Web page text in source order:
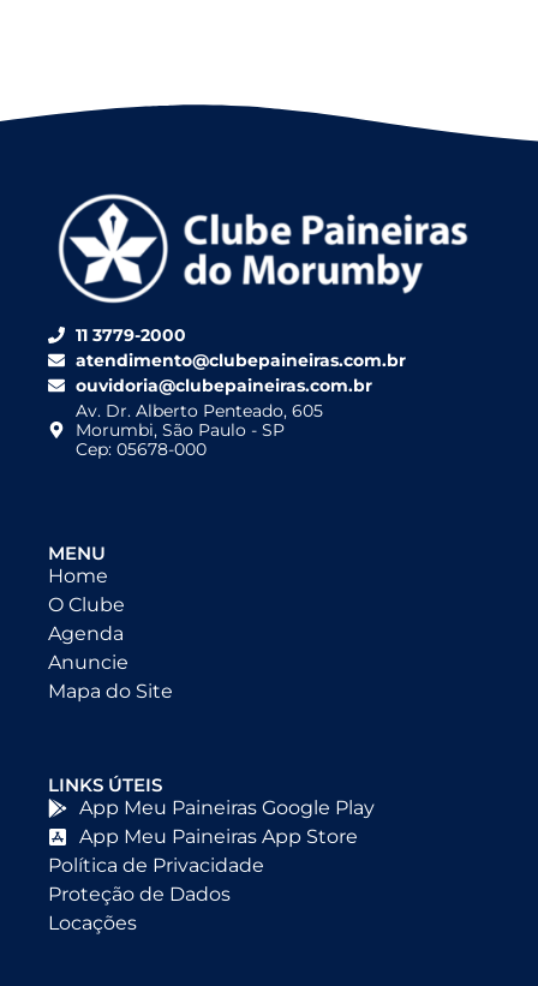
11 3779-2000
atendimento@clubepaineiras.com.br
ouvidoria@clubepaineiras.com.br
Av. Dr. Alberto Penteado, 605
Morumbi, São Paulo - SP
Cep: 05678-000
MENU
Home
O Clube
Agenda
Anuncie
Mapa do Site
LINKS ÚTEIS
App Meu Paineiras Google Play
App Meu Paineiras App Store
Política de Privacidade
Proteção de Dados
Locações